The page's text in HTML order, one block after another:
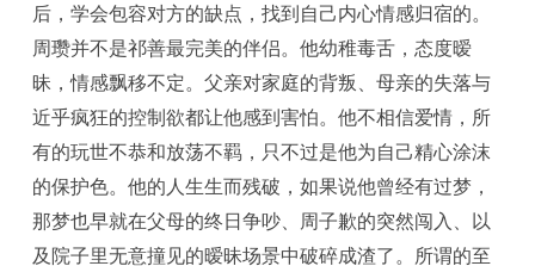
后，学会包容对方的缺点，找到自己内心情感归宿的。
周瓒并不是祁善最完美的伴侣。他幼稚毒舌，态度暧
昧，情感飘移不定。父亲对家庭的背叛、母亲的失落与
近乎疯狂的控制欲都让他感到害怕。他不相信爱情，所
有的玩世不恭和放荡不羁，只不过是他为自己精心涂沫
的保护色。他的人生生而残破，如果说他曾经有过梦，
那梦也早就在父母的终日争吵、周子歉的突然闯入、以
及院子里无意撞见的暧昧场景中破碎成渣了。所谓的至